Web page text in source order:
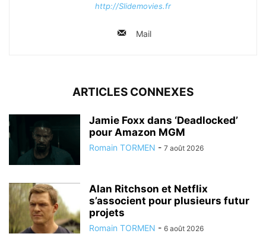
http://Slidemovies.fr
Mail
ARTICLES CONNEXES
Jamie Foxx dans ‘Deadlocked’
pour Amazon MGM
Romain TORMEN - 7 août 2026
Alan Ritchson et Netflix
s’associent pour plusieurs futur
projets
Romain TORMEN - 6 août 2026